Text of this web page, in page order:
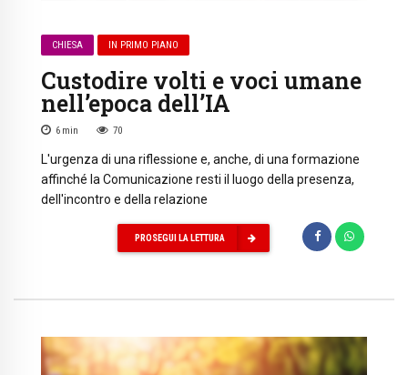
CHIESA IN PRIMO PIANO
Custodire volti e voci umane
nell’epoca dell’IA
6 min 70
L'urgenza di una riflessione e, anche, di una formazione
affinché la Comunicazione resti il luogo della presenza,
dell'incontro e della relazione
PROSEGUI LA LETTURA